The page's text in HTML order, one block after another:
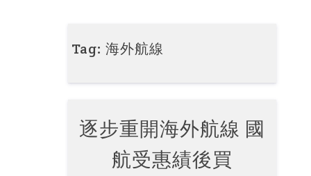
Tag:海外航線
逐步重開海外航線 國
航受惠績後買